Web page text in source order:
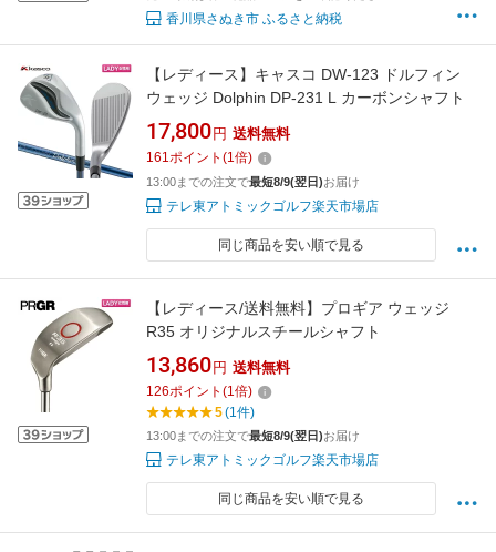
香川県さぬき市 ふるさと納税
【レディース】キャスコ DW-123 ドルフィン
ウェッジ Dolphin DP-231 L カーボンシャフト
17,800 円 送料無料
161ポイント (1倍)
13:00までの注文で最短8/9(翌日)お届け
テレ東アトミックゴルフ楽天市場店
同じ商品を安い順で見る
【レディース/送料無料】プロギア ウェッジ
R35 オリジナルスチールシャフト
13,860 円 送料無料
126ポイント (1倍)
5(1件)
13:00までの注文で最短8/9(翌日)お届け
テレ東アトミックゴルフ楽天市場店
同じ商品を安い順で見る